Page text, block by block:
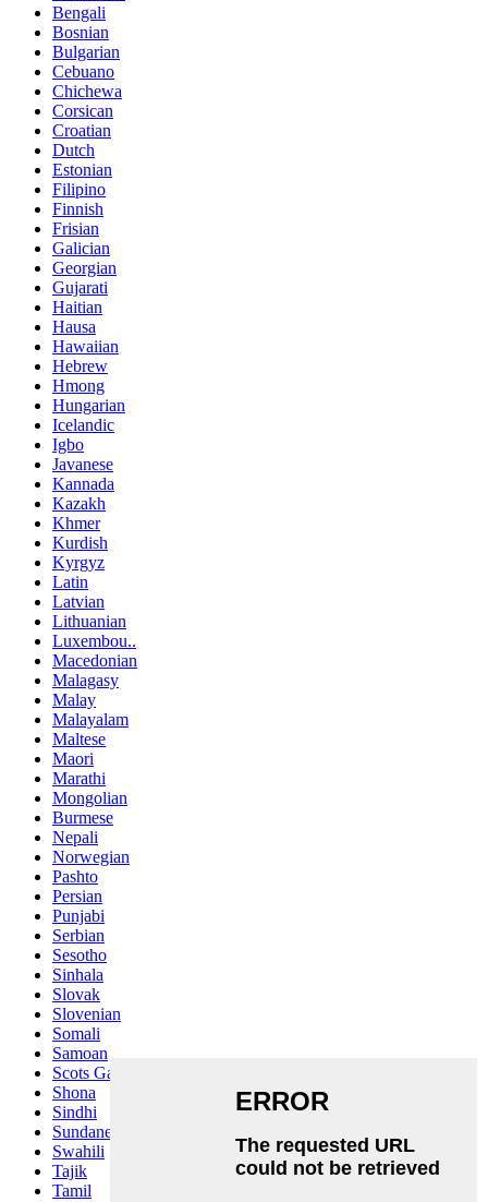
Bengali
Bosnian
Bulgarian
Cebuano
Chichewa
Corsican
Croatian
Dutch
Estonian
Filipino
Finnish
Frisian
Galician
Georgian
Gujarati
Haitian
Hausa
Hawaiian
Hebrew
Hmong
Hungarian
Icelandic
Igbo
Javanese
Kannada
Kazakh
Khmer
Kurdish
Kyrgyz
Latin
Latvian
Lithuanian
Luxembou..
Macedonian
Malagasy
Malay
Malayalam
Maltese
Maori
Marathi
Mongolian
Burmese
Nepali
Norwegian
Pashto
Persian
Punjabi
Serbian
Sesotho
Sinhala
Slovak
Slovenian
Somali
Samoan
Scots Gaelic
Shona
Sindhi
Sundanese
Swahili
Tajik
Tamil